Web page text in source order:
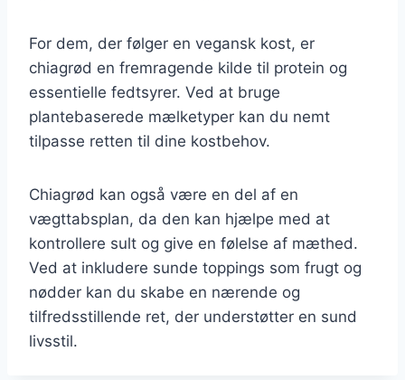
For dem, der følger en vegansk kost, er
chiagrød en fremragende kilde til protein og
essentielle fedtsyrer. Ved at bruge
plantebaserede mælketyper kan du nemt
tilpasse retten til dine kostbehov.
Chiagrød kan også være en del af en
vægttabsplan, da den kan hjælpe med at
kontrollere sult og give en følelse af mæthed.
Ved at inkludere sunde toppings som frugt og
nødder kan du skabe en nærende og
tilfredsstillende ret, der understøtter en sund
livsstil.